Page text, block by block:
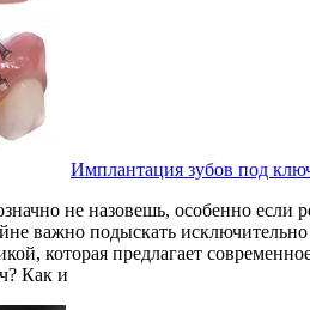
Имплантация зубов под
не назовешь, особенно если
важно подыскать
которая предлагает
Как и